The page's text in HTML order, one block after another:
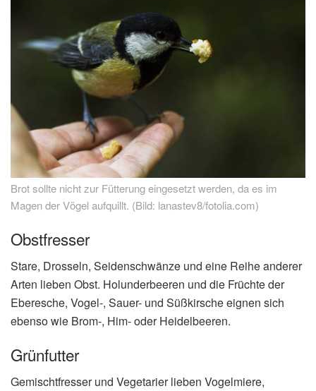
Brot sollte nicht zur Fütterung eingesetzt werden, da es im
Magen der Vögel aufquillt. (Bild: lanastev8/fotolia.com)
Obstfresser
Stare, Drosseln, Seidenschwänze und eine Reihe anderer
Arten lieben Obst. Holunderbeeren und die Früchte der
Eberesche, Vogel-, Sauer- und Süßkirsche eignen sich
ebenso wie Brom-, Him- oder Heidelbeeren.
Grünfutter
Gemischtfresser und Vegetarier lieben Vogelmiere,